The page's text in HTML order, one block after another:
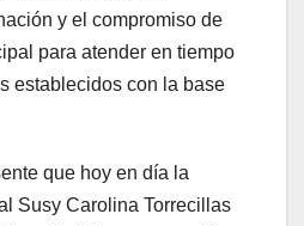
y el compromiso de
para atender en tiempo
establecidos con la base
que hoy en día la
Susy Carolina Torrecillas